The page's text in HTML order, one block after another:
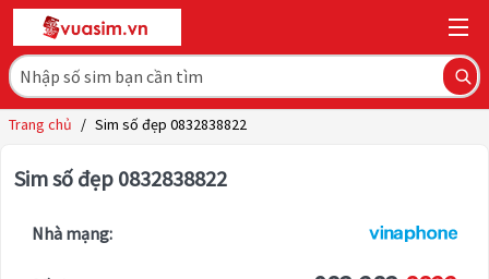
Trang chủ / Sim số đẹp 0832838822
Sim số đẹp 0832838822
Nhà mạng: